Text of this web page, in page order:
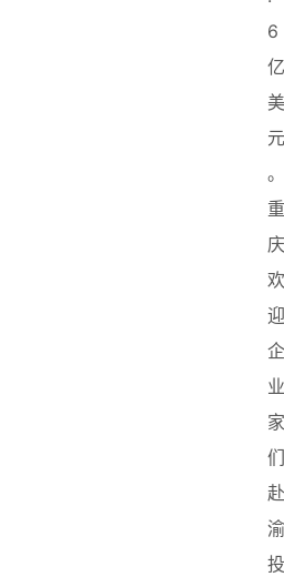
6
亿
美
元
。
重
庆
欢
迎
企
业
家
们
赴
渝
投